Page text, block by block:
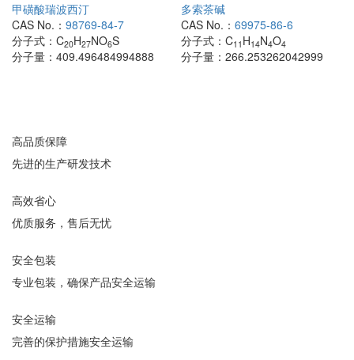
甲磺酸瑞波西汀
CAS No.： 98769-84-7
分子式： C20H27NO6S
分子量： 409.496484994888
多索茶碱
CAS No.： 69975-86-6
分子式： C11 H14N4O4
分子量： 266.253262042999
高品质保障
先进的生产研发技术
高效省心
优质服务，售后无忧
安全包装
专业包装，确保产品安全运输
安全运输
完善的保护措施安全运输